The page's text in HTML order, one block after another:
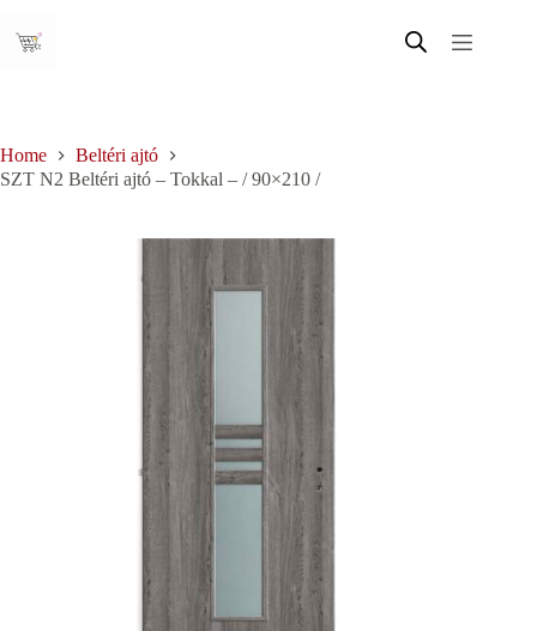
content
Home
Beltéri ajtó
SZT N2 Beltéri ajtó – Tokkal – / 90×210 /